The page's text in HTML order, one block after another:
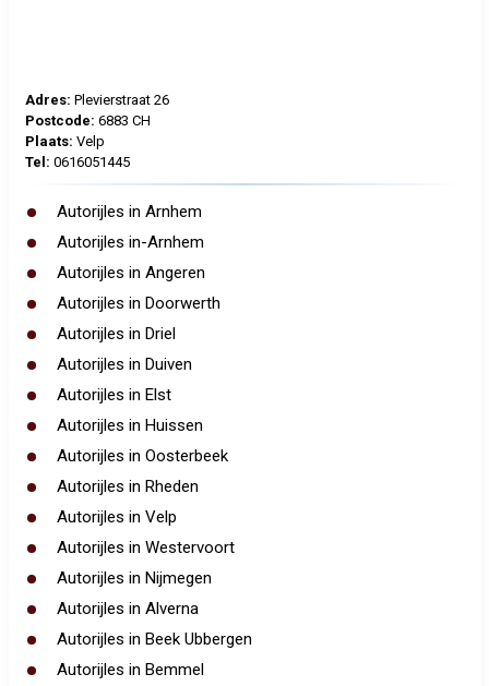
Adres: Plevierstraat 26
Postcode: 6883 CH
Plaats: Velp
Tel: 0616051445
Autorijles in Arnhem
Autorijles in-Arnhem
Autorijles in Angeren
Autorijles in Doorwerth
Autorijles in Driel
Autorijles in Duiven
Autorijles in Elst
Autorijles in Huissen
Autorijles in Oosterbeek
Autorijles in Rheden
Autorijles in Velp
Autorijles in Westervoort
Autorijles in Nijmegen
Autorijles in Alverna
Autorijles in Beek Ubbergen
Autorijles in Bemmel